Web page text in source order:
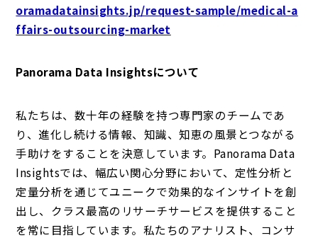
oramadatainsights.jp/request-sample/medical-a
ffairs-outsourcing-market
Panorama Data Insightsについて
私たちは、数十年の経験を持つ専門家のチームであ
り、進化し続ける情報、知識、知恵の風景とつながる
手助けをすることを決意しています。Panorama Data
Insightsでは、幅広い関心分野において、定性分析と
定量分析を通じてユニークで効果的なインサイトを創
出し、クラス最高のリサーチサービスを提供すること
を常に目指しています。私たちのアナリスト、コンサ